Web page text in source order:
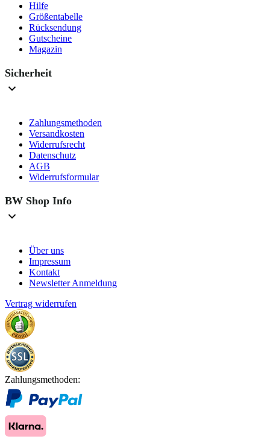
Hilfe
Größentabelle
Rücksendung
Gutscheine
Magazin
Sicherheit
Zahlungsmethoden
Versandkosten
Widerrufsrecht
Datenschutz
AGB
Widerrufsformular
BW Shop Info
Über uns
Impressum
Kontakt
Newsletter Anmeldung
Vertrag widerrufen
Zahlungsmethoden: